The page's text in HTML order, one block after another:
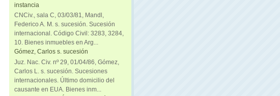
instancia
CNCiv., sala C, 03/03/81, Mandl,
Federico A. M. s. sucesión. Sucesión
internacional. Código Civil: 3283, 3284,
10. Bienes inmuebles en Arg...
Gómez, Carlos s. sucesión
Juz. Nac. Civ. nº 29, 01/04/86, Gómez,
Carlos L. s. sucesión. Sucesiones
internacionales. Último domicilio del
causante en EUA. Bienes inm...